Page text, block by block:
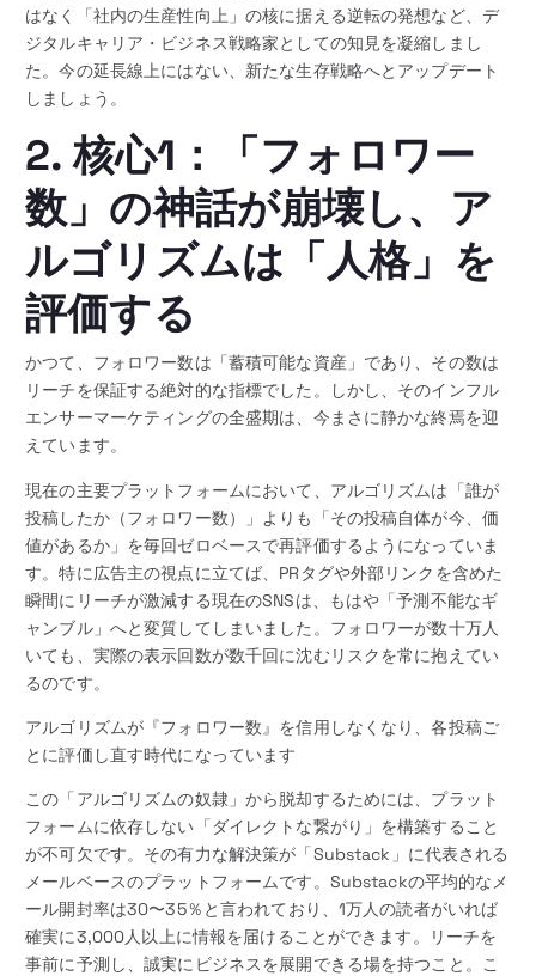
はなく「社内の生産性向上」の核に据える逆転の発想など、デ
ジタルキャリア・ビジネス戦略家としての知見を凝縮しまし
た。今の延長線上にはない、新たな生存戦略へとアップデート
しましょう。
2. 核心1：「フォロワー
数」の神話が崩壊し、ア
ルゴリズムは「人格」を
評価する
かつて、フォロワー数は「蓄積可能な資産」であり、その数は
リーチを保証する絶対的な指標でした。しかし、そのインフル
エンサーマーケティングの全盛期は、今まさに静かな終焉を迎
えています。
現在の主要プラットフォームにおいて、アルゴリズムは「誰が
投稿したか（フォロワー数）」よりも「その投稿自体が今、価
値があるか」を毎回ゼロベースで再評価するようになっていま
す。特に広告主の視点に立てば、PRタグや外部リンクを含めた
瞬間にリーチが激減する現在のSNSは、もはや「予測不能なギ
ャンブル」へと変質してしまいました。フォロワーが数十万人
いても、実際の表示回数が数千回に沈むリスクを常に抱えてい
るのです。
アルゴリズムが『フォロワー数』を信用しなくなり、各投稿ご
とに評価し直す時代になっています
この「アルゴリズムの奴隷」から脱却するためには、プラット
フォームに依存しない「ダイレクトな繋がり」を構築すること
が不可欠です。その有力な解決策が「Substack」に代表される
メールベースのプラットフォームです。Substackの平均的なメ
ール開封率は30〜35％と言われており、1万人の読者がいれば
確実に3,000人以上に情報を届けることができます。リーチを
事前に予測し、誠実にビジネスを展開できる場を持つこと。こ